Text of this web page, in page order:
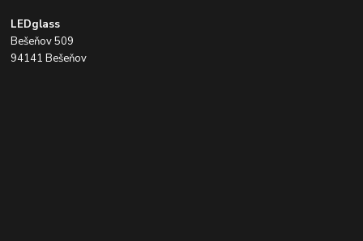
LEDglass
Bešeňov 509
94141 Bešeňov